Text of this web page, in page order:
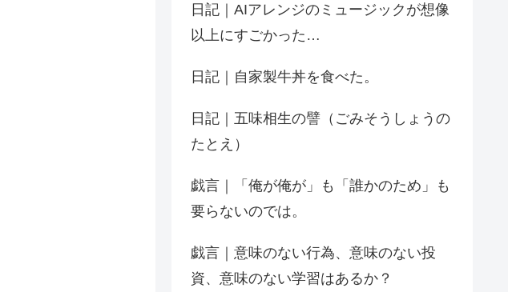
日記｜AIアレンジのミュージックが想像
以上にすごかった…
日記｜自家製牛丼を食べた。
日記｜五味相生の譬（ごみそうしょうの
たとえ）
戯言｜「俺が俺が」も「誰かのため」も
要らないのでは。
戯言｜意味のない行為、意味のない投
資、意味のない学習はあるか？